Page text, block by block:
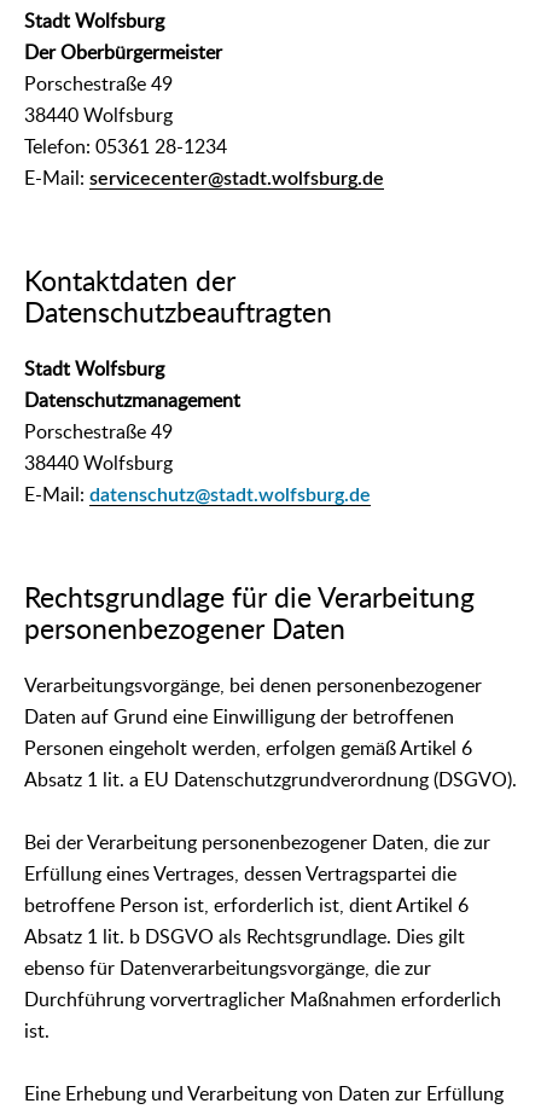
Stadt Wolfsburg
Der Oberbürgermeister
Porschestraße 49
38440 Wolfsburg
Telefon: 05361 28-1234
E-Mail: servicecenter@stadt.wolfsburg.de
Kontaktdaten der
Datenschutzbeauftragten
Stadt Wolfsburg
Datenschutzmanagement
Porschestraße 49
38440 Wolfsburg
E-Mail: datenschutz@stadt.wolfsburg.de
Rechtsgrundlage für die Verarbeitung
personenbezogener Daten
Verarbeitungsvorgänge, bei denen personenbezogener
Daten auf Grund eine Einwilligung der betroffenen
Personen eingeholt werden, erfolgen gemäß Artikel 6
Absatz 1 lit. a EU Datenschutzgrundverordnung (DSGVO).
Bei der Verarbeitung personenbezogener Daten, die zur
Erfüllung eines Vertrages, dessen Vertragspartei die
betroffene Person ist, erforderlich ist, dient Artikel 6
Absatz 1 lit. b DSGVO als Rechtsgrundlage. Dies gilt
ebenso für Datenverarbeitungsvorgänge, die zur
Durchführung vorvertraglicher Maßnahmen erforderlich
ist.
Eine Erhebung und Verarbeitung von Daten zur Erfüllung